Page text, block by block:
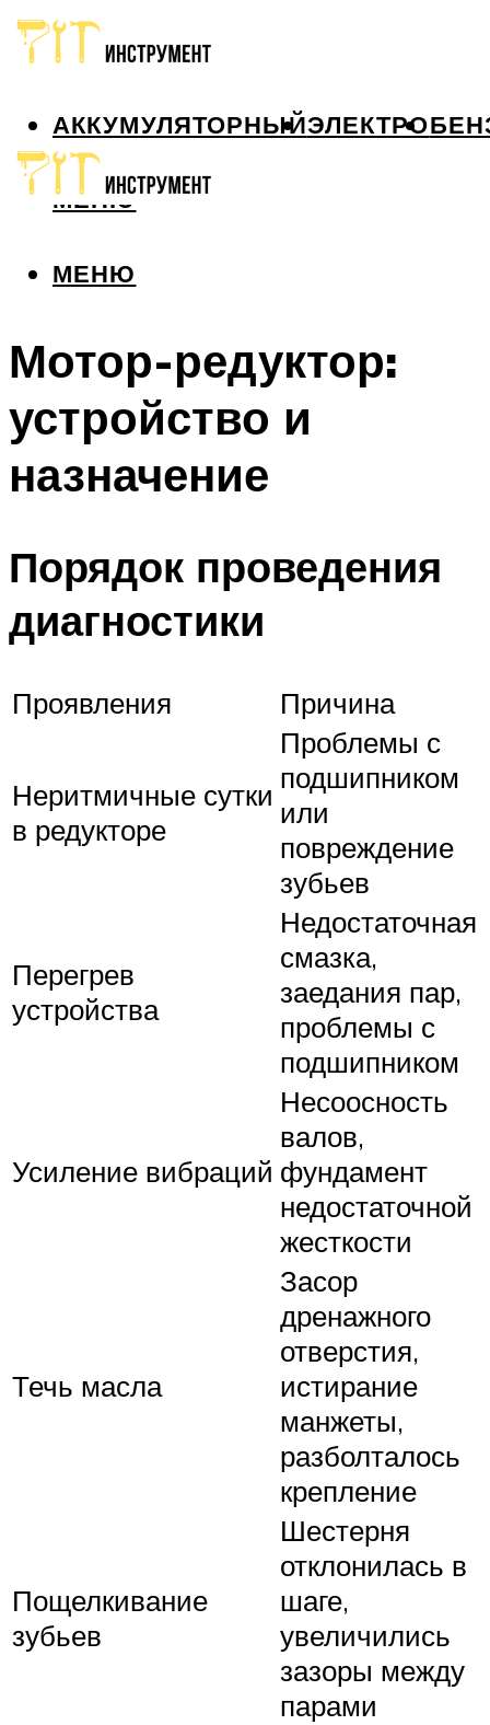
АККУМУЛЯТОРНЫЙЭЛЕКТРО
МЕНЮ
МЕНЮ
Мотор-редуктор:
устройство и
назначение
Порядок проведения
диагностики
Проявления Причина
Неритмичные сутки
в редукторе
Проблемы с
подшипником
или
повреждение
зубьев
Перегрев
устройства
Недостаточная
смазка,
заедания пар,
проблемы с
подшипником
Усиление вибраций
Несоосность
валов,
фундамент
недостаточной
жесткости
Течь масла
Засор
дренажного
отверстия,
истирание
манжеты,
разболталось
крепление
Пощелкивание
зубьев
Шестерня
отклонилась в
шаге,
увеличились
зазоры между
парами